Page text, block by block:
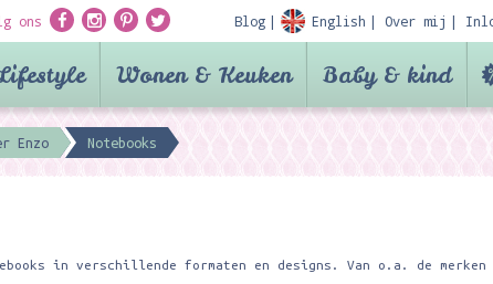
ons Blog English Over mij
Wonen & Keuken Baby & kind
Enzo Notebooks
in verschillende formaten en designs. Van o.a. de